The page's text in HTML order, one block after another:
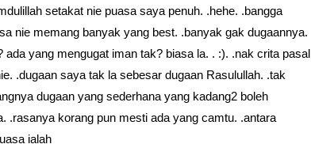
setakat nie puasa saya penuh. .hehe. .bangga
nie memang banyak yang best. .banyak gak dugaannya.
yang mengugat iman tak? biasa la. . :). .nak crita pasal
.dugaan saya tak la sebesar dugaan Rasulullah. .tak
dugaan yang sederhana yang kadang2 boleh
.rasanya korang pun mesti ada yang camtu. .antara
ialah